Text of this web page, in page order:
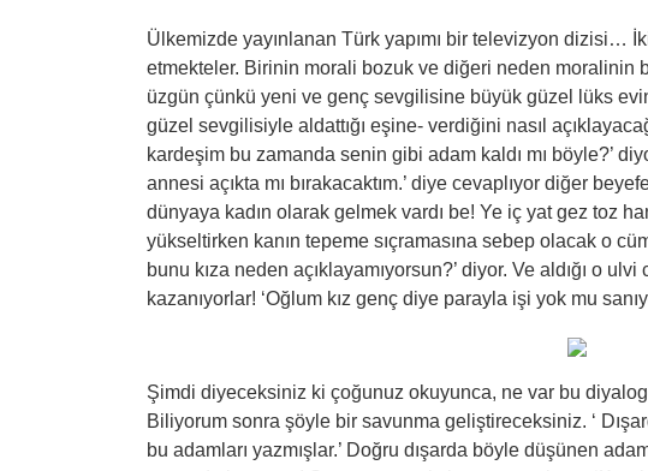
Ülkemizde yayınlanan Türk yapımı bir televizyon dizisi…
etmekteler. Birinin morali bozuk ve diğeri neden moralinin
üzgün çünkü yeni ve genç sevgilisine büyük güzel lüks
güzel sevgilisiyle aldattığı eşine- verdiğini nasıl
kardeşim bu zamanda senin gibi adam kaldı mı böyle?’
annesi açıkta mı bırakacaktım.’ diye cevaplıyor diğer
dünyaya kadın olarak gelmek vardı be! Ye iç yat gez toz
yükseltirken kanın tepeme sıçramasına sebep olacak o
bunu kıza neden açıklayamıyorsun?’ diyor. Ve aldığı o
kazanıyorlar! ‘Oğlum kız genç diye parayla işi yok mu
Şimdi diyeceksiniz ki çoğunuz okuyunca, ne var bu
Biliyorum sonra şöyle bir savunma geliştireceksiniz. ‘
bu adamları yazmışlar.’ Doğru dışarda böyle düşünen